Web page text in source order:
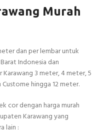
Murah
dan per lembar untuk
Indonesia dan
3 meter, 4 meter, 5
hingga 12 meter.
cor dengan harga murah
Karawang yang
lain :